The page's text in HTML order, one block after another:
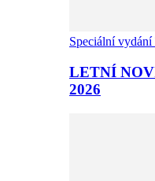
Speciální
LETNÍ
2026